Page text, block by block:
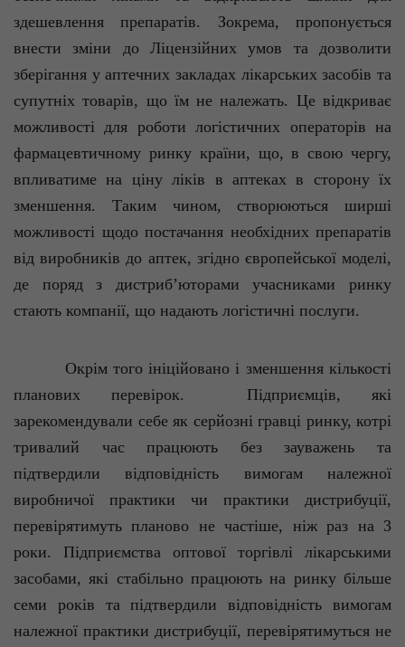
здешевлення препаратів. Зокрема, пропонується
внести зміни до Ліцензійних умов та дозволити
зберігання у аптечних закладах лікарських засобів та
супутніх товарів, що їм не належать. Це відкриває
можливості для роботи логістичних операторів на
фармацевтичному ринку країни, що, в свою чергу,
впливатиме на ціну ліків в аптеках в сторону їх
зменшення. Таким чином, створюються ширші
можливості щодо постачання необхідних препаратів
від виробників до аптек, згідно європейської моделі,
де поряд з дистриб’юторами учасниками ринку
стають компанії, що надають логістичні послуги.
Окрім того ініційовано і зменшення кількості
планових перевірок.
Підприємців, які
зарекомендували себе як серйозні гравці ринку, котрі
тривалий час працюють без зауважень та
підтвердили відповідність вимогам належної
виробничої практики чи практики дистрибуції,
перевірятимуть планово не частіше, ніж раз на 3
роки. Підприємства оптової торгівлі лікарськими
засобами, які стабільно працюють на ринку більше
семи років та підтвердили відповідність вимогам
належної практики дистрибуції, перевірятимуться не